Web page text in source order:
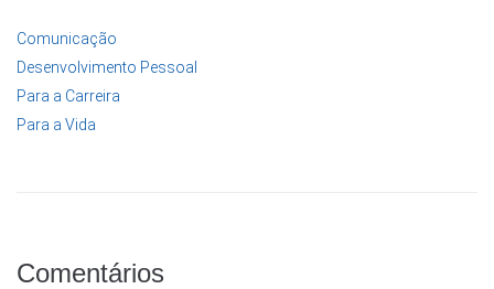
Comunicação
Desenvolvimento Pessoal
Para a Carreira
Para a Vida
Comentários